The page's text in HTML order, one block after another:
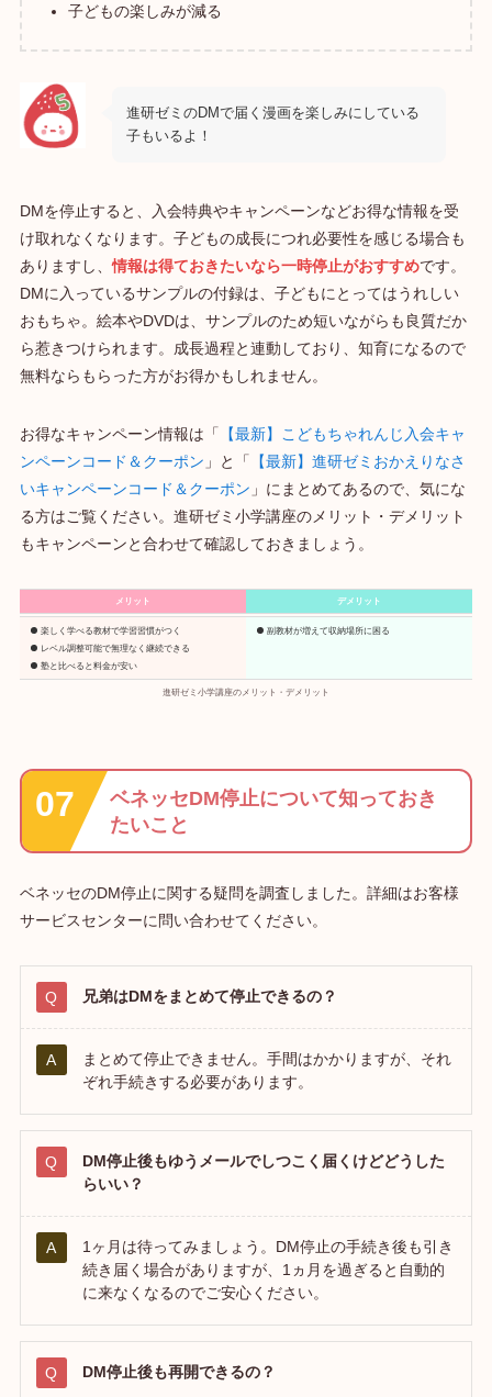
子どもの楽しみが減る
進研ゼミのDMで届く漫画を楽しみにしている
子もいるよ！
DMを停止すると、入会特典やキャンペーンなどお得な情報を受
け取れなくなります。子どもの成長につれ必要性を感じる場合も
ありますし、情報は得ておきたいなら一時停止がおすすめです。
DMに入っているサンプルの付録は、子どもにとってはうれしい
おもちゃ。絵本やDVDは、サンプルのため短いながらも良質だか
ら惹きつけられます。成長過程と連動しており、知育になるので
無料ならもらった方がお得かもしれません。
お得なキャンペーン情報は「
【最新】こどもちゃれんじ入会キャ
ンペーンコード＆クーポン 」と「
【最新】進研ゼミおかえりなさ
いキャンペーンコード＆クーポン 」にまとめてあるので、気にな
る方はご覧ください。進研ゼミ小学講座のメリット・デメリット
もキャンペーンと合わせて確認しておきましょう。
メリット デメリット
楽しく学べる教材で学習習慣がつく
レベル調整可能で無理なく継続できる
塾と比べると料金が安い
副教材が増えて収納場所に困る
進研ゼミ小学講座のメリット・デメリット
ベネッセDM停止について知っておき
たいこと
ベネッセのDM停止に関する疑問を調査しました。詳細はお客様
サービスセンターに問い合わせてください。
兄弟はDMをまとめて停止できるの？
まとめて停止できません。手間はかかりますが、それ
ぞれ手続きする必要があります。
DM停止後もゆうメールでしつこく届くけどどうした
らいい？
1ヶ月は待ってみましょう。DM停止の手続き後も引き
続き届く場合がありますが、1ヵ月を過ぎると自動的
に来なくなるのでご安心ください。
DM停止後も再開できるの？